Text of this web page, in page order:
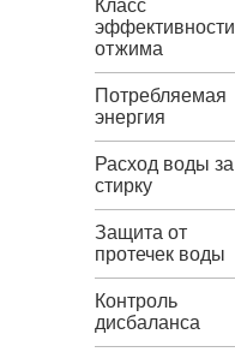
Класс
эффективности
отжима
Потребляемая
энергия
Расход воды за
стирку
Защита от
протечек воды
Контроль
дисбаланса